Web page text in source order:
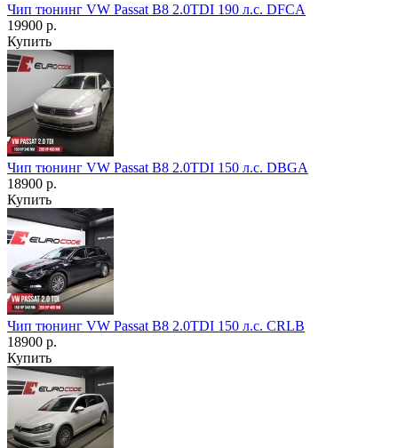
Чип тюнинг VW Passat B8 2.0TDI 190 л.с. DFCA
19900 р.
Купить
Чип тюнинг VW Passat B8 2.0TDI 150 л.с. DBGA
18900 р.
Купить
Чип тюнинг VW Passat B8 2.0TDI 150 л.с. CRLB
18900 р.
Купить